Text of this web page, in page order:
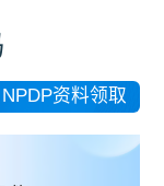
NPDP资料领取